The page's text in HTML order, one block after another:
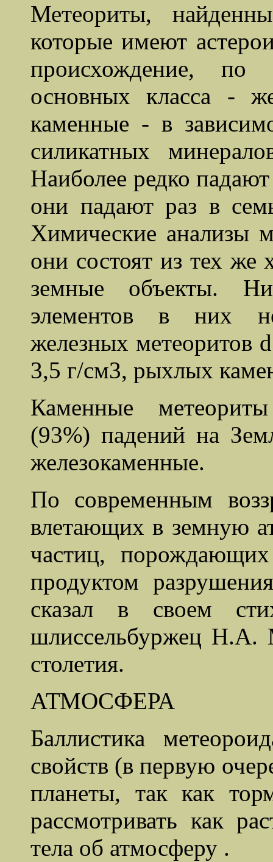
Метеориты,
которые имеют
происхождение, по
основных класса -
каменные - в
силикатных
Наиболее редко
они падают раз в
Химические анализы
они состоят из тех же
земные объекты.
элементов в них
железных метеоритов
3,5 г/см3, рыхлых
Каменные
(93%) падений на
железокаменные.
По современным
влетающих в земную
частиц, порождающих
продуктом
сказал в своем
шлиссельбуржец Н.А.
столетия.
АТМОСФЕРА
Баллистика
свойств (в первую
планеты, так как
рассмотривать как
тела об атмосферу .